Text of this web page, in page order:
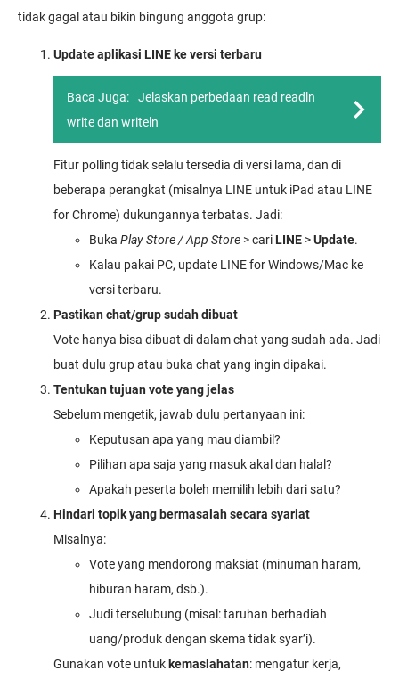
tidak gagal atau bikin bingung anggota grup:
Update aplikasi LINE ke versi terbaru
Baca Juga:
Jelaskan perbedaan read readln
write dan writeln
Fitur polling tidak selalu tersedia di versi lama, dan di
beberapa perangkat (misalnya LINE untuk iPad atau LINE
for Chrome) dukungannya terbatas. Jadi:
Buka Play Store / App Store > cariLINE >Update.
Kalau pakai PC, update LINE for Windows/Mac ke
versi terbaru.
Pastikan chat/grup sudah dibuat
Vote hanya bisa dibuat di dalam chat yang sudah ada. Jadi
buat dulu grup atau buka chat yang ingin dipakai.
Tentukan tujuan vote yang jelas
Sebelum mengetik, jawab dulu pertanyaan ini:
Keputusan apa yang mau diambil?
Pilihan apa saja yang masuk akal dan halal?
Apakah peserta boleh memilih lebih dari satu?
Hindari topik yang bermasalah secara syariat
Misalnya:
Vote yang mendorong maksiat (minuman haram,
hiburan haram, dsb.).
Judi terselubung (misal: taruhan berhadiah
uang/produk dengan skema tidak syar’i).
Gunakan vote untuk kemaslahatan: mengatur kerja,